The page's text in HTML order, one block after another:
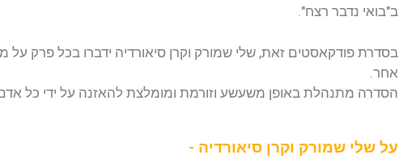
ב"בואי נדבר רצח".
בסדרת פודקאסטים זאת, שלי שמורק וקרן סיאורדיה ידברו בכל פרק על
אחר.
הסדרה מתנהלת באופן משעשע וזורמת ומומלצת להאזנה על ידי כל
על שלי שמורק וקרן סיאורדיה -